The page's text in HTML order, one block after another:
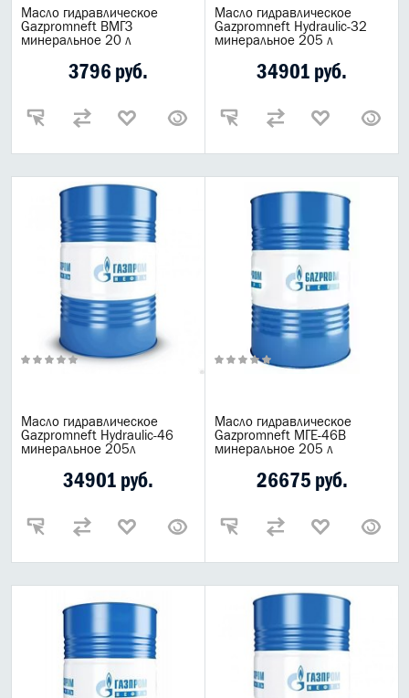
Масло гидравлическое
Gazpromneft ВМГЗ
минеральное 20 л
3796 руб.
Масло гидравлическое
Gazpromneft Hydraulic-32
минеральное 205 л
34901 руб.
Масло гидравлическое
Gazpromneft Hydraulic-46
минеральное 205л
34901 руб.
Масло гидравлическое
Gazpromneft МГЕ-46В
минеральное 205 л
26675 руб.